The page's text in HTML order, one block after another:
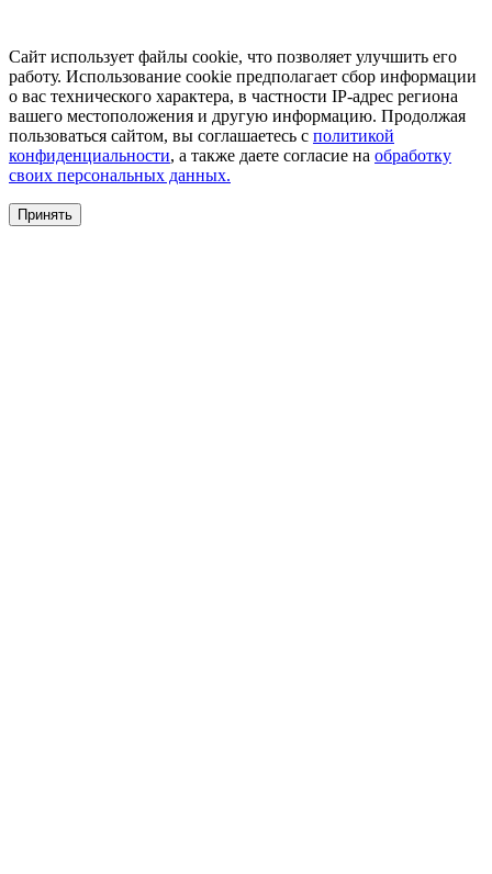
Сайт использует файлы cookie, что позволяет улучшить его
работу. Использование cookie предполагает сбор информации
о вас технического характера, в частности IP-адрес региона
вашего местоположения и другую информацию. Продолжая
пользоваться сайтом, вы соглашаетесь с политикой
конфиденциальности, а также даете согласие на обработку
своих персональных данных.
Принять